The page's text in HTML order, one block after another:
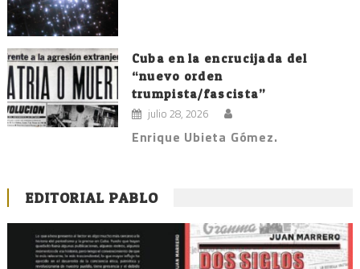
Cuba en la encrucijada del
“nuevo orden
trumpista/fascista”
julio 28, 2026
Enrique Ubieta Gómez.
EDITORIAL PABLO